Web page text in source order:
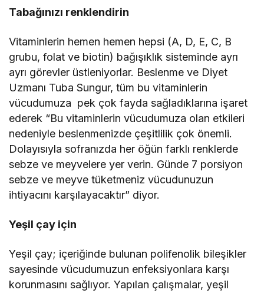
Tabağınızı renklendirin
Vitaminlerin hemen hemen hepsi (A, D, E, C, B
grubu, folat ve biotin) bağışıklık sisteminde ayrı
ayrı görevler üstleniyorlar. Beslenme ve Diyet
Uzmanı Tuba Sungur, tüm bu vitaminlerin
vücudumuza pek çok fayda sağladıklarına işaret
ederek “Bu vitaminlerin vücudumuza olan etkileri
nedeniyle beslenmenizde çeşitlilik çok önemli.
Dolayısıyla sofranızda her öğün farklı renklerde
sebze ve meyvelere yer verin. Günde 7 porsiyon
sebze ve meyve tüketmeniz vücudunuzun
ihtiyacını karşılayacaktır” diyor.
Yeşil çay için
Yeşil çay; içeriğinde bulunan polifenolik bileşikler
sayesinde vücudumuzun enfeksiyonlara karşı
korunmasını sağlıyor. Yapılan çalışmalar, yeşil